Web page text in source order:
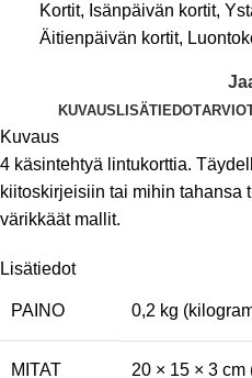
Kortit, Isänpäivän kortit,
Äitienpäivän kortit,
KUVAUS LISÄTIEDOT
Kuvaus
4 käsintehtyä lintukorttia.
kiitoskirjeisiin tai mihin tahansa
värikkäät mallit.
Lisätiedot
PAINO 0,2 kg
MITAT 20 × 15 × 3 cm